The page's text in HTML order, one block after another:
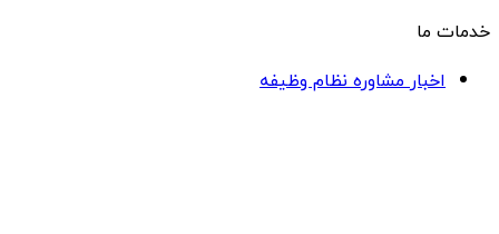
خدمات ما
اخبار مشاوره نظام وظیفه